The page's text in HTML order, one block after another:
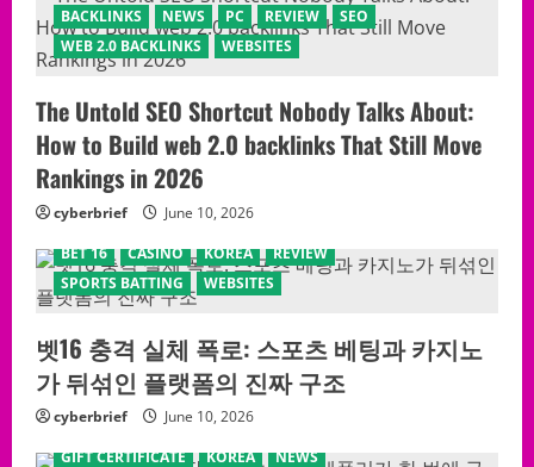
BACKLINKS NEWS PC REVIEW
SEO
WEB 2.0 BACKLINKS
WEBSITES
The Untold SEO Shortcut Nobody Talks About:
How to Build web 2.0 backlinks That Still Move
Rankings in 2026
cyberbrief
June 10, 2026
BET 16
CASINO KOREA
REVIEW
SPORTS BATTING
WEBSITES
벳16 충격 실체 폭로: 스포츠 베팅과 카지노
가 뒤섞인 플랫폼의 진짜 구조
cyberbrief
June 10, 2026
GIFT CERTIFICATE
KOREA NEWS